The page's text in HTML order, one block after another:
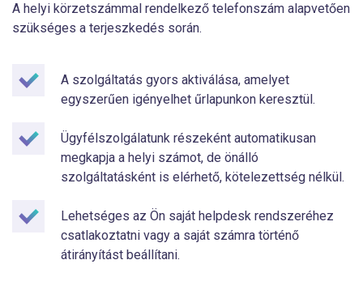
A helyi körzetszámmal rendelkező telefonszám alapvetően
szükséges a terjeszkedés során.
A szolgáltatás gyors aktiválása, amelyet
egyszerűen igényelhet űrlapunkon keresztül.
Ügyfélszolgálatunk részeként automatikusan
megkapja a helyi számot, de önálló
szolgáltatásként is elérhető, kötelezettség nélkül.
Lehetséges az Ön saját helpdesk rendszeréhez
csatlakoztatni vagy a saját számra történő
átirányítást beállítani.